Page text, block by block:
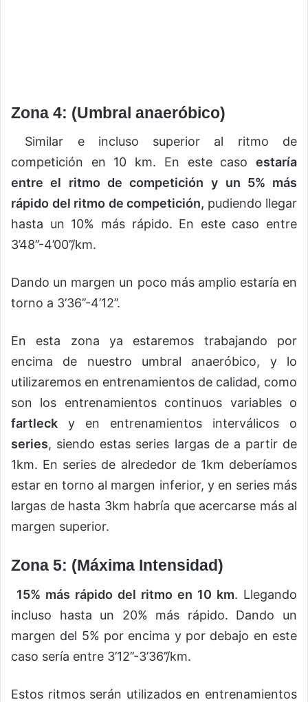
Zona 4: (Umbral anaeróbico)
Similar e incluso superior al ritmo de
competición en 10 km. En este caso estaría
entre el ritmo de competición y un 5% más
rápido del ritmo de competición, pudiendo llegar
hasta un 10% más rápido. En este caso entre
3’48’’-4’00’’/km.
Dando un margen un poco más amplio estaría en
torno a 3’36’’-4’12’’.
En esta zona ya estaremos trabajando por
encima de nuestro umbral anaeróbico, y lo
utilizaremos en entrenamientos de calidad, como
son los entrenamientos continuos variables o
fartleck y en entrenamientos interválicos o
series, siendo estas series largas de a partir de
1km. En series de alrededor de 1km deberíamos
estar en torno al margen inferior, y en series más
largas de hasta 3km habría que acercarse más al
margen superior.
Zona 5: (Máxima Intensidad)
15% más rápido del ritmo en 10 km. Llegando
incluso hasta un 20% más rápido. Dando un
margen del 5% por encima y por debajo en este
caso sería entre 3’12’’-3’36’’/km.
Estos ritmos serán utilizados en entrenamientos